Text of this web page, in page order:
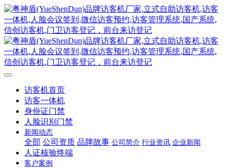
访客机首页
访客一体机
身份证门禁
人脸识别门禁
新闻动态
全部 公司资质 品牌故事 公司简介 行业资讯 企业新闻
人证核验终端
客户案例